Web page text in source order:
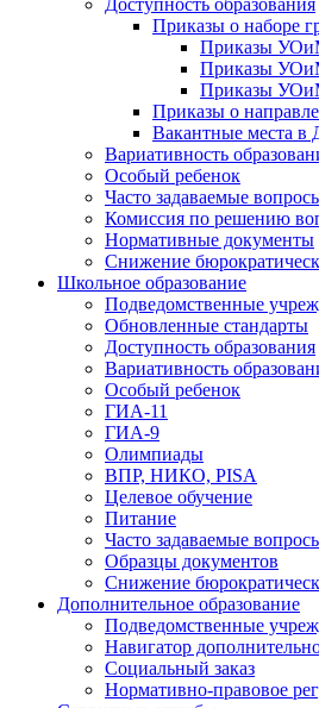
Доступность образования
Приказы о наборе
Приказы
Приказы
Приказы
Приказы о
Вакантные места в
Вариативность
Особый ребенок
Часто задаваемые
Комиссия по решению
Нормативные документы
Снижение
Школьное образование
Подведомственные
Обновленные стандарты
Доступность образования
Вариативность
Особый ребенок
ГИА-11
ГИА-9
Олимпиады
ВПР, НИКО, PISA
Целевое обучение
Питание
Часто задаваемые
Образцы документов
Снижение
Дополнительное образование
Подведомственные
Навигатор
Социальный заказ
Нормативно-правовое